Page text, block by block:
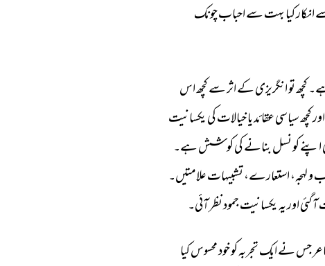
انکار کیا بہت سے احباب چونک
کچھ تو انگریزی کے اثر سے کچھ اس
اور کچھ سیاسی عقائد یا خیالات کی یکسانیت
اپنے کو نسل بنانے کی کوشش ہے۔
و لہجہ، استعارے، تشبیہات علامتیں۔
آگئی اور یہ یکسانیت جمود نظر آئی۔
جس نے ایک تجربہ کو خود محسوس کیا